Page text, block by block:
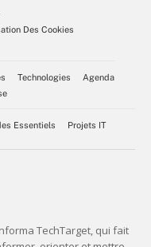
Des Cookies
Technologies
Agenda
Essentiels Projets IT